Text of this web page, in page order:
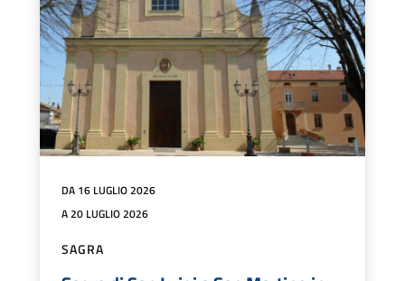
DA 16 LUGLIO 2026
A 20 LUGLIO 2026
SAGRA